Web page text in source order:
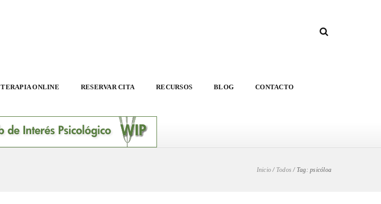
TERAPIA ONLINE RESERVAR CITA RECURSOS BLOG CONTACTO
Inicio/ Todos / Tag: psicóloa